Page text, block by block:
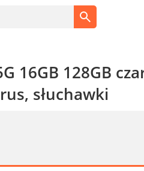
16GB 128GB
słuchawki